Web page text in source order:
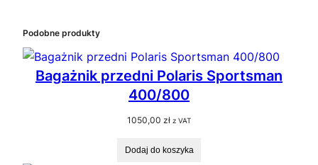
Podobne produkty
Bagażnik przedni Polaris Sportsman
400/800
1050,00 zł z VAT
Dodaj do koszyka